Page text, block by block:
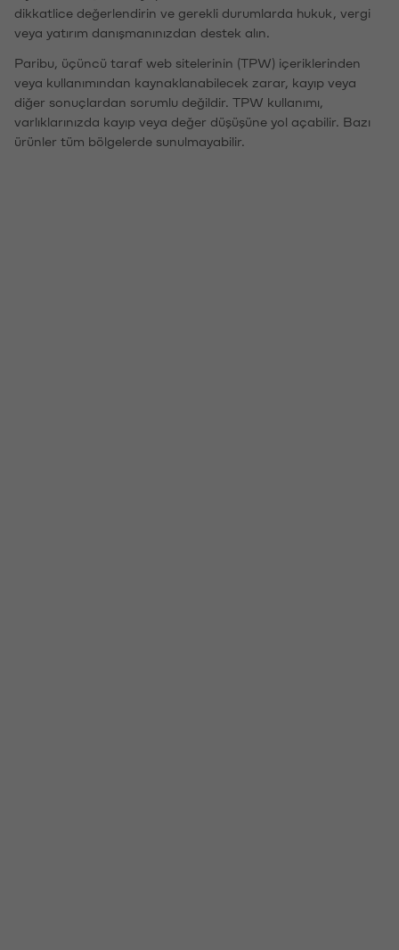
dikkatlice değerlendirin ve gerekli durumlarda hukuk, vergi
veya yatırım danışmanınızdan destek alın.
Paribu, üçüncü taraf web sitelerinin (TPW) içeriklerinden
veya kullanımından kaynaklanabilecek zarar, kayıp veya
diğer sonuçlardan sorumlu değildir. TPW kullanımı,
varlıklarınızda kayıp veya değer düşüşüne yol açabilir. Bazı
ürünler tüm bölgelerde sunulmayabilir.